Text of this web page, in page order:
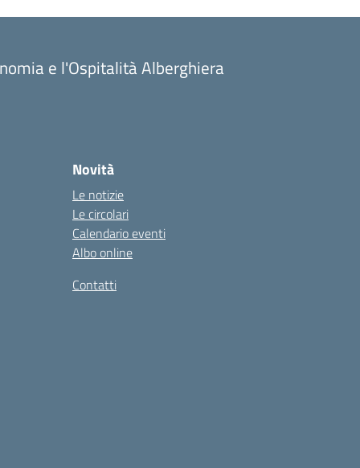
e l'Ospitalità Alberghiera
Novità
Le notizie
Le circolari
Calendario eventi
Albo online
Contatti